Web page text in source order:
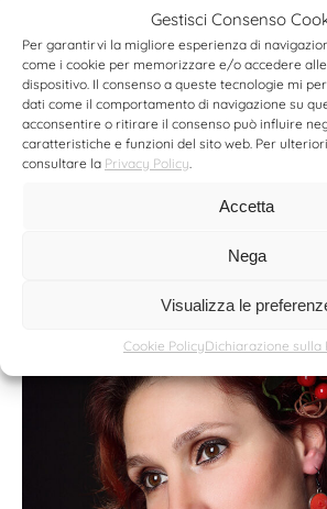
Gestisci Consenso
Per garantirvi la migliore esperienza di
come i cookie per memorizzare e/o accedere
dispositivo. Il consenso a queste tecnologie mi
dati come il comportamento di navigazione su
acconsentire o ritirare il consenso può influire
caratteristiche e funzioni del sito web. Per
consultare la Privacy Policy.
Accetta
Nega
Visualizza le
Cookie PolicyDichiarazione sulla